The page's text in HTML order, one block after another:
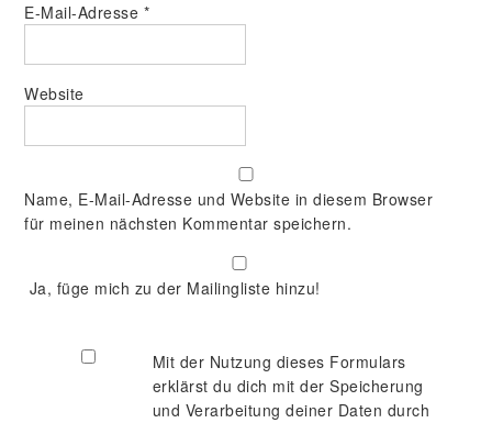
E-Mail-Adresse *
Website
Name, E-Mail-Adresse und Website in diesem Browser
für meinen nächsten Kommentar speichern.
Ja, füge mich zu der Mailingliste hinzu!
Mit der Nutzung dieses Formulars
erklärst du dich mit der Speicherung
und Verarbeitung deiner Daten durch